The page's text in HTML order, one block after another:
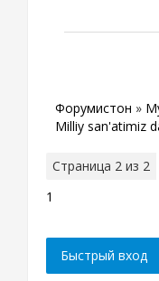
Форумистон »
Milliy san'atimiz
Страница 2 из 2
1